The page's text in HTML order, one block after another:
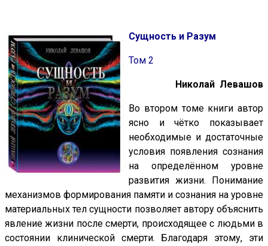
Сущность и Разум
Том 2
Николай Левашов
Во втором томе книги автор
ясно и чётко показывает
необходимые и достаточные
условия появления сознания
на определённом уровне
развития жизни. Понимание
механизмов формирования памяти и сознания на уровне
материальных тел сущности позволяет автору объяснить
явление жизни после смерти, происходящее с людьми в
состоянии клинической смерти. Благодаря этому, эти